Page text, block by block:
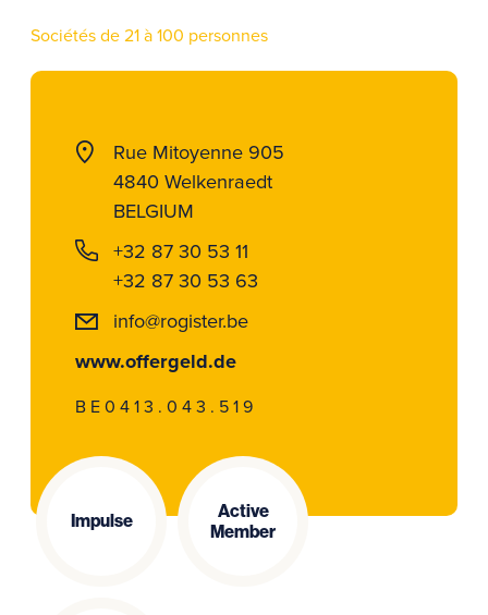
Sociétés de 21 à 100 personnes
Rue Mitoyenne 905
4840 Welkenraedt
BELGIUM
+32 87 30 53 11
+32 87 30 53 63
info@rogister.be
www.offergeld.de
BE0413.043.519
Impulse
Active
Member